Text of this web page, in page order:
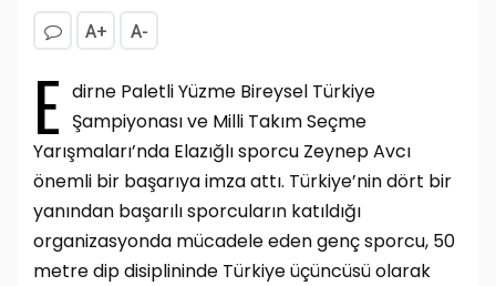
A+ A-
E dirne Paletli Yüzme Bireysel Türkiye
Şampiyonası ve Milli Takım Seçme
Yarışmaları’nda Elazığlı sporcu Zeynep Avcı
önemli bir başarıya imza attı. Türkiye’nin dört bir
yanından başarılı sporcuların katıldığı
organizasyonda mücadele eden genç sporcu, 50
metre dip disiplininde Türkiye üçüncüsü olarak